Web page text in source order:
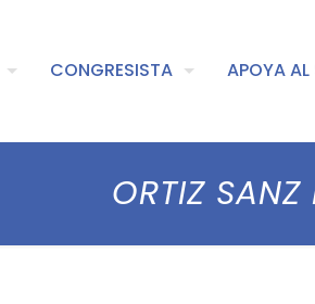
CONGRESISTA APOYA AL
ORTIZ SANZ